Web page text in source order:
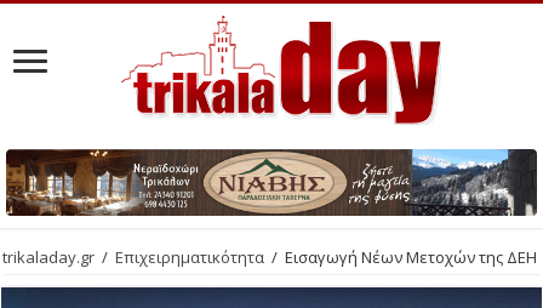
trikaladay.gr / Επιχειρηματικότητα / Εισαγωγή Νέων Μετοχών της ΔΕΗ